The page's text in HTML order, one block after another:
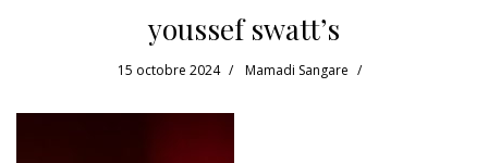
youssef swatt’s
15 octobre 2024 Mamadi Sangare